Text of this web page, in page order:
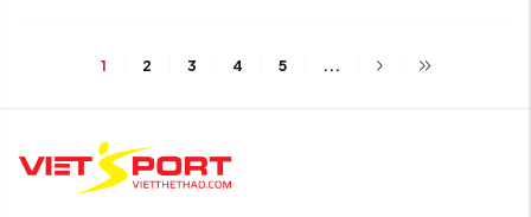
1 2 3 4 5 ...